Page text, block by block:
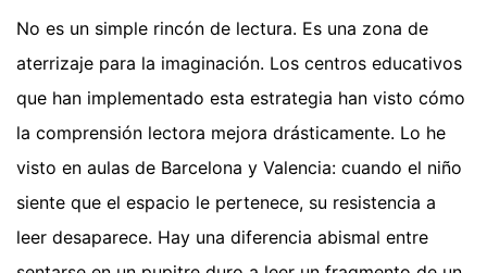
No es un simple rincón de lectura. Es una zona de
aterrizaje para la imaginación. Los centros educativos
que han implementado esta estrategia han visto cómo
la comprensión lectora mejora drásticamente. Lo he
visto en aulas de Barcelona y Valencia: cuando el niño
siente que el espacio le pertenece, su resistencia a
leer desaparece. Hay una diferencia abismal entre